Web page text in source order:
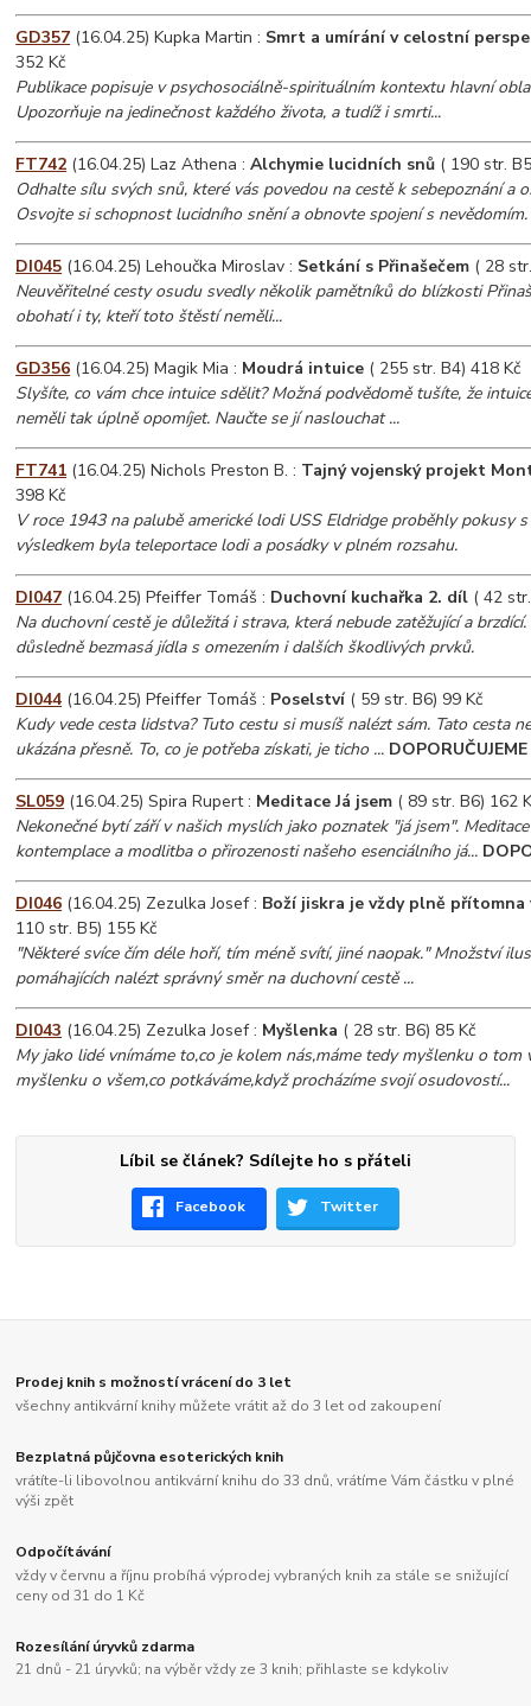
GD357 (16.04.25) Kupka Martin : Smrt a umírání v celostní
352 Kč
Publikace popisuje v psychosociálně-spirituálním kontextu hlavní
Upozorňuje na jedinečnost každého života, a tudíž i smrti...
FT742 (16.04.25) Laz Athena :Alchymie lucidních snů ( 190 str.
Odhalte sílu svých snů, které vás povedou na cestě k sebepoznání a
Osvojte si schopnost lucidního snění a obnovte spojení s nevědomím.
DI045 (16.04.25) Lehoučka Miroslav : Setkání s Přinašečem ( 28
Neuvěřitelné cesty osudu svedly několik pamětníků do blízkosti
obohatí i ty, kteří toto štěstí neměli...
GD356 (16.04.25) Magik Mia : Moudrá intuice ( 255 str. B4) 418 Kč
Slyšíte, co vám chce intuice sdělit? Možná podvědomě tušíte, že
neměli tak úplně opomíjet. Naučte se jí naslouchat ...
FT741 (16.04.25) Nichols Preston B. : Tajný vojenský projekt
398 Kč
V roce 1943 na palubě americké lodi USS Eldridge proběhly pokusy
výsledkem byla teleportace lodi a posádky v plném rozsahu.
DI047 (16.04.25) Pfeiffer Tomáš : Duchovní kuchařka 2. díl ( 42
Na duchovní cestě je důležitá i strava, která nebude zatěžující a
důsledně bezmasá jídla s omezením i dalších škodlivých prvků.
DI044 (16.04.25) Pfeiffer Tomáš : Poselství( 59 str. B6) 99 Kč
Kudy vede cesta lidstva? Tuto cestu si musíš nalézt sám. Tato cesta
ukázána přesně. To, co je potřeba získati, je ticho ... DOPORUČUJEME
SL059 (16.04.25) Spira Rupert : Meditace Já jsem ( 89 str. B6) 162
Nekonečné bytí září v našich myslích jako poznatek "já jsem".
kontemplace a modlitba o přirozenosti našeho esenciálního já...
DI046 (16.04.25) Zezulka Josef : Boží jiskra je vždy plně přítomna
110 str. B5) 155 Kč
"Některé svíce čím déle hoří, tím méně svítí, jiné naopak." Množství
pomáhajících nalézt správný směr na duchovní cestě ...
DI043 (16.04.25) Zezulka Josef : Myšlenka ( 28 str. B6) 85 Kč
My jako lidé vnímáme to,co je kolem nás,máme tedy myšlenku o tom
myšlenku o všem,co potkáváme,když procházíme svojí osudovostí...
Líbil se článek? Sdílejte ho s přáteli
Facebook Twitter
Prodej knih s možností vrácení do 3 let
všechny antikvární knihy můžete vrátit až do 3 let od zakoupení
Bezplatná půjčovna esoterických knih
vrátíte-li libovolnou antikvární knihu do 33 dnů, vrátíme Vám částku v plné
výši zpět
Odpočítávání
vždy v červnu a říjnu probíhá výprodej vybraných knih za stále se snižující
ceny od 31 do 1 Kč
Rozesílání úryvků zdarma
21 dnů - 21 úryvků; na výběr vždy ze 3 knih; přihlaste se kdykoliv